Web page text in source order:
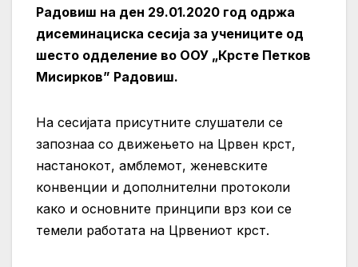
Радовиш на ден 29.01.2020 год одржа
дисеминациска сесија за учениците од
шесто одделение во ООУ „Крсте Петков
Мисирков” Радовиш.
На сесијата присутните слушатели се
запознаа со движењето на Црвен крст,
настанокот, амблемот, женевските
конвенции и дополнителни протоколи
како и основните принципи врз кои се
темели работата на Црвениот крст.